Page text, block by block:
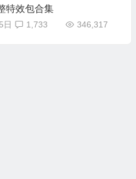
特效包合集
日 346,317
1,733